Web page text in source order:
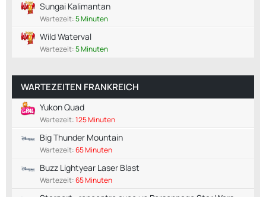
Sungai Kalimantan
Wartezeit:5 Minuten
Wild Waterval
Wartezeit:5 Minuten
WARTEZEITEN FRANKREICH
Yukon Quad
Wartezeit:125 Minuten
Big Thunder Mountain
Wartezeit:65 Minuten
Buzz Lightyear Laser Blast
Wartezeit:65 Minuten